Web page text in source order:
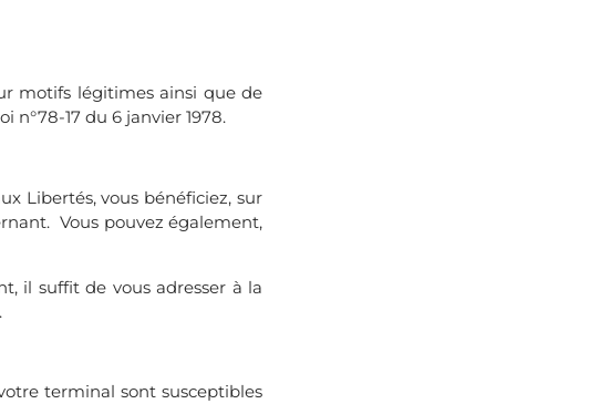
motifs légitimes ainsi que de
17 du 6 janvier 1978.
Libertés, vous bénéficiez, sur
Vous pouvez également,
il suffit de vous adresser à la
terminal sont susceptibles